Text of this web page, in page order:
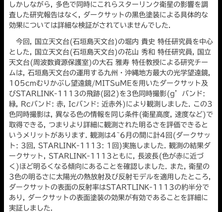
しかしながら, 多色で同時にこれらスターリンク衛星の影響を調
査した研究報告はなく, ダークサットの黒色塗装による具体的な
効果については詳細な検証がされていませんでした.
今回, 国立天文台(石垣島天文台)の堀内 貴史 特任研究員を中心
とした, 国立天文台(石垣島天文台)の花山 秀和 特任研究員, 国立
天文台(周波数資源保護室)の大石 雅寿 特任教授による研究チー
ムは, 石垣島天文台の運用する九州・沖縄地方最大の光学望遠鏡,
105cmむりかぶし望遠鏡/MITSuMEを用いたダークサット及
びSTARLINK-1113の飛跡(図2)を3色同時撮影(g’バンド:
緑, Rcバンド: 赤, Icバンド: 近赤外)により観測しました. この3
色同時撮影は, 異なる色の情報を同じ条件(衛星高度, 速度など)で
取得できる, つまりより詳細に観測された明るさを評価できると
いうメリットがあります. 観測は4~6月の間に計4回(ダークサッ
ト: 3回, STARLINK-1113: 1回)実施しました. 観測の結果ダ
ークサット, STARLINK-1113ともに, 長波長(色が赤に近づ
く)ほど明るくなる傾向にあることを確認しました. また, 衛星の
3色の明るさに太陽光の熱放射及び反射モデルを適用したところ,
ダークサットの表面の反射率はSTARTLINK-1113の約半分で
あり, ダークサットの表面塗装の効果が有効であることを詳細に
実証しました.